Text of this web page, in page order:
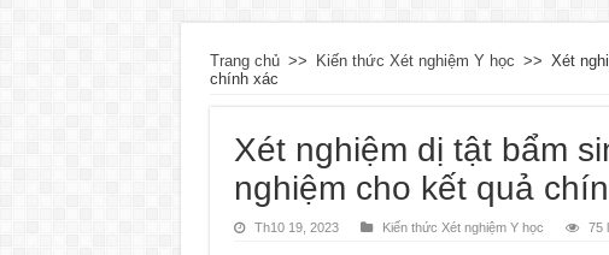
Trang chủ >> Kiến thức Xét nghiệm Y học >> Xét
chính xác
Xét nghiệm dị tật bẩm
nghiệm cho kết quả
Th10 19, 2023 Kiến thức Xét nghiệm Y học 75